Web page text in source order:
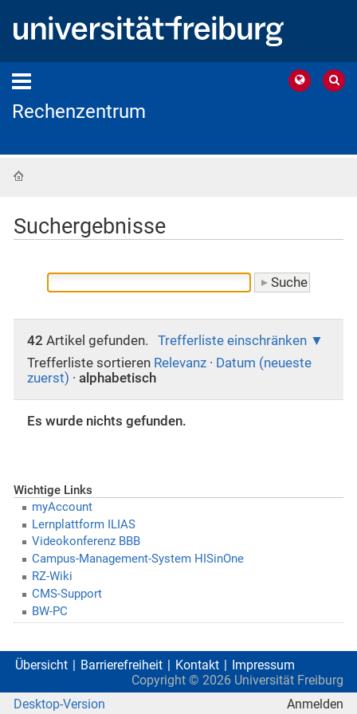
Rechenzentrum
Suchergebnisse
42 Artikel gefunden.
Trefferliste einschränken
Trefferliste sortieren Relevanz · Datum (neueste
zuerst) · alphabetisch
Es wurde nichts gefunden.
Wichtige Links
myAccount
Lernplattform ILIAS
Videokonferenz BBB
Campus-Management-System HISinOne
RZ-Wiki
CMS-Support
BW-PC
Übersicht Barrierefreiheit Kontakt
Impressum
Copyright © 2026 Universität Freiburg
Desktop-Version
Anmelden